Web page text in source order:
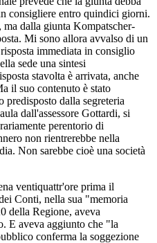
consigliere entro quindici giorni.
dalla giunta Kompatscher-
Mi sono allora avvalso di un
immediata in consiglio
sede una sintesi
stavolta è arrivata, anche
il suo contenuto è stato
predisposto dalla segreteria
dall'assessore Gottardi, si
perentorio di
non rientrerebbe nella
Non sarebbe cioè una società
ventiquattr'ore prima il
Conti, nella sua "memoria
della Regione, aveva
E aveva aggiunto che "la
conferma la soggezione